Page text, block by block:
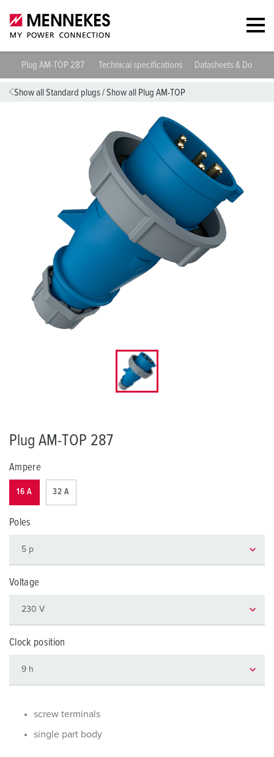
Plug AM-TOP 287 Technical specifications Datasheets &
Show all Standard plugs/Show all Plug AM-TOP
Plug AM-TOP 287
Ampere
16 A 32 A
Poles
Voltage
Clock position
screw terminals
single part body